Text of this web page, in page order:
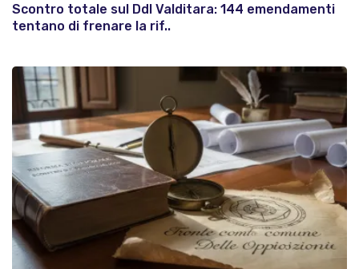
Scontro totale sul Ddl Valditara: 144 emendamenti
tentano di frenare la rif..